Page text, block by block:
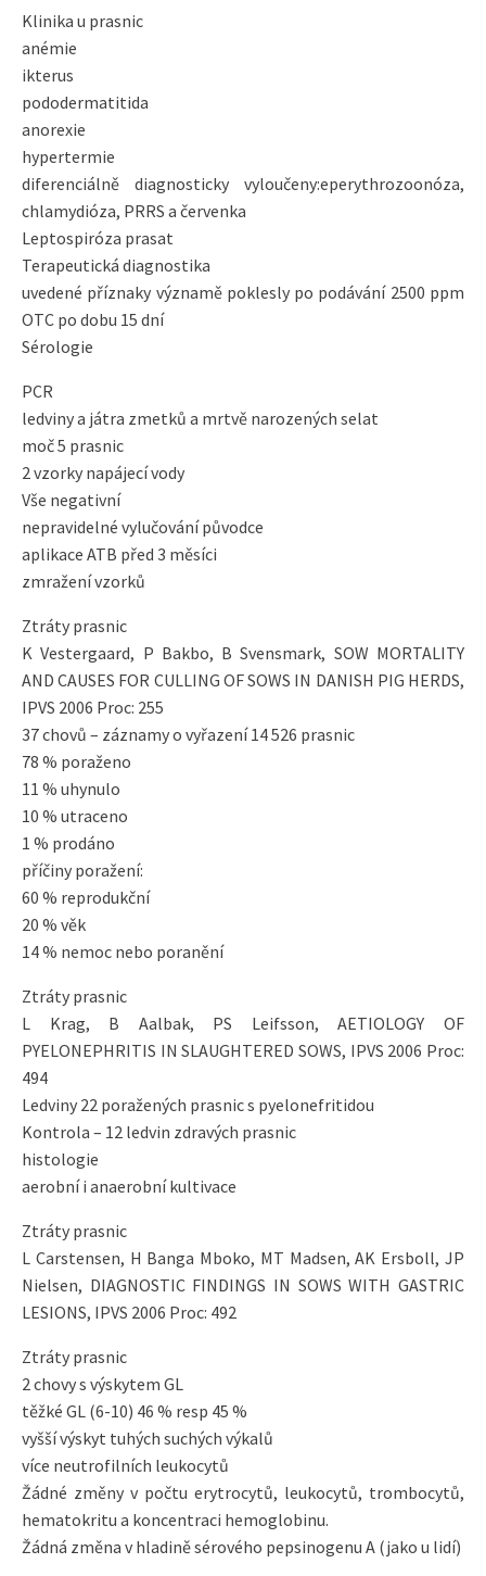
Klinika u prasnic
anémie
ikterus
pododermatitida
anorexie
hypertermie
diferenciálně diagnosticky vyloučeny:eperythrozoonóza,
chlamydióza, PRRS a červenka
Leptospiróza prasat
Terapeutická diagnostika
uvedené příznaky významě poklesly po podávání 2500 ppm
OTC po dobu 15 dní
Sérologie
PCR
ledviny a játra zmetků a mrtvě narozených selat
moč 5 prasnic
2 vzorky napájecí vody
Vše negativní
nepravidelné vylučování původce
aplikace ATB před 3 měsíci
zmražení vzorků
Ztráty prasnic
K Vestergaard, P Bakbo, B Svensmark, SOW MORTALITY
AND CAUSES FOR CULLING OF SOWS IN DANISH PIG HERDS,
IPVS 2006 Proc: 255
37 chovů – záznamy o vyřazení 14 526 prasnic
78 % poraženo
11 % uhynulo
10 % utraceno
1 % prodáno
příčiny poražení:
60 % reprodukční
20 % věk
14 % nemoc nebo poranění
Ztráty prasnic
L Krag, B Aalbak, PS Leifsson, AETIOLOGY OF
PYELONEPHRITIS IN SLAUGHTERED SOWS, IPVS 2006 Proc:
494
Ledviny 22 poražených prasnic s pyelonefritidou
Kontrola – 12 ledvin zdravých prasnic
histologie
aerobní i anaerobní kultivace
Ztráty prasnic
L Carstensen, H Banga Mboko, MT Madsen, AK Ersboll, JP
Nielsen, DIAGNOSTIC FINDINGS IN SOWS WITH GASTRIC
LESIONS, IPVS 2006 Proc: 492
Ztráty prasnic
2 chovy s výskytem GL
těžké GL (6-10) 46 % resp 45 %
vyšší výskyt tuhých suchých výkalů
více neutrofilních leukocytů
Žádné změny v počtu erytrocytů, leukocytů, trombocytů,
hematokritu a koncentraci hemoglobinu.
Žádná změna v hladině sérového pepsinogenu A (jako u lidí)